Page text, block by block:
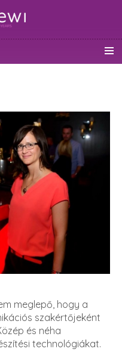
meglepő, hogy a
szakértőjeként
és néha
technológiákat.